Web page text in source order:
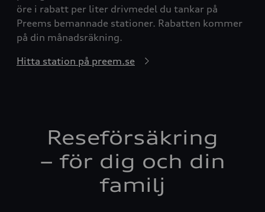
öre i rabatt per liter drivmedel du tankar på
Preems bemannade stationer. Rabatten kommer
på din månadsräkning.
Hitta station på preem.se
Reseförsäkring
– för dig och din
familj